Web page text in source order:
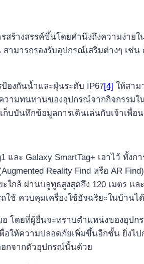
ร้างสรรค์ขึ้นโดยคำนึงถึงความง่า
มารถรองรับอุปกรณ์เสริมต่างๆ เช่
องกันน้ำและฝุ่นระดับ IP67[4] ให้สาม
ความทนทานของอุปกรณ์จากกิจกรร
ก็บบันทึกข้อมูลการเดินเล่นกับเจ้าเพื่
และ Galaxy SmartTag+ เอาไว้ ทั้
Reality Find หรือ AR
กล้ ผ่านบลูทูธสูงสุดถึง 120 เมตร แ
ใช้ ควบคุมเครื่องใช้อัจฉริยะในบ้านไ
อ โดยที่ผู้อื่นจะทราบตำแหน่งของอุ
พื่อให้ความปลอดภัยเพิ่มขึ้นอีกชั้น ยิ่ง
อกจากตัวอุปกรณ์นั้นด้วย